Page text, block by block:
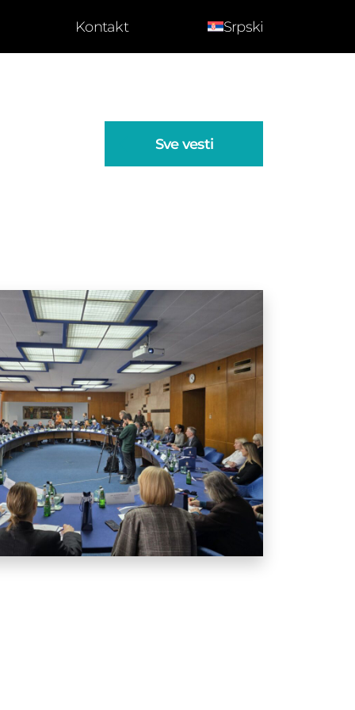
Kontakt Srpski
Sve vesti